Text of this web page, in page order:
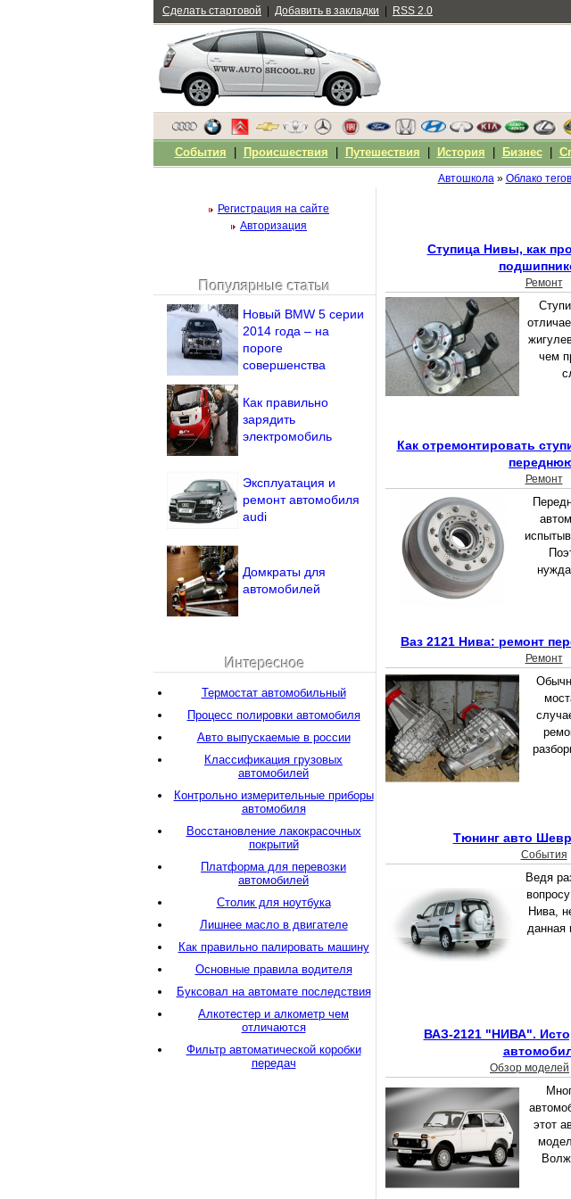
Автошкола» Облако тегов
Ступица Нивы, как
Ремонт
чем
Как отремонтировать
Ремонт
Ваз 2121 Нива: ремонт
Ремонт
Тюнинг авто
События
Ведя
Нива,
данная
ВАЗ-2121 "НИВА".
Обзор моделей
этот
Регистрация на сайте
Авторизация
Напомнить пароль?
Популярные статьи
Новый BMW 5 серии
2014 года – на
пороге
совершенства
Как правильно
зарядить
электромобиль
Эксплуатация и
ремонт автомобиля
audi
Домкраты для
автомобилей
Интересное
Термостат автомобильный
Процесс полировки автомобиля
Авто выпускаемые в россии
Классификация грузовых
автомобилей
Контрольно измерительные приборы
автомобиля
Восстановление лакокрасочных
покрытий
Платформа для перевозки
автомобилей
Столик для ноутбука
Лишнее масло в двигателе
Как правильно палировать машину
Основные правила водителя
Буксовал на автомате последствия
Алкотестер и алкометр чем
отличаются
Фильтр автоматической коробки
передач
Сделать стартовой Добавить в закладки RSS 2.0
События Происшествия Путешествия История Бизнес|